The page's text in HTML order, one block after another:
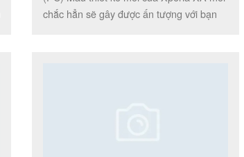
chắc hẳn sẽ gây được ấn tượng với bạn